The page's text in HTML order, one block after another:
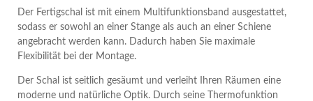
Der Fertigschal ist mit einem Multifunktionsband ausgestattet,
sodass er sowohl an einer Stange als auch an einer Schiene
angebracht werden kann. Dadurch haben Sie maximale
Flexibilität bei der Montage.
Der Schal ist seitlich gesäumt und verleiht Ihren Räumen eine
moderne und natürliche Optik. Durch seine Thermofunktion